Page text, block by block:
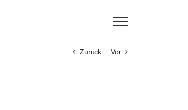
Zurück Vor